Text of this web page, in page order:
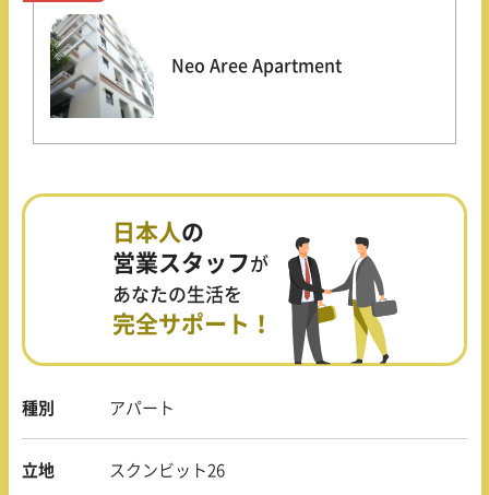
Neo Aree Apartment
種別 アパート
立地 スクンビット26
日本人の
営業スタッフが
あなたの生活を
完全サポート！